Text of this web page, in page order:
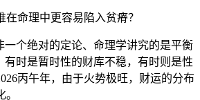
命理中更容易陷入贫瘠？
一个绝对的定论、命理学讲究的是平衡
有时是暂时性的财库不稳，有时则是性
丙午年，由于火势极旺，财运的分布